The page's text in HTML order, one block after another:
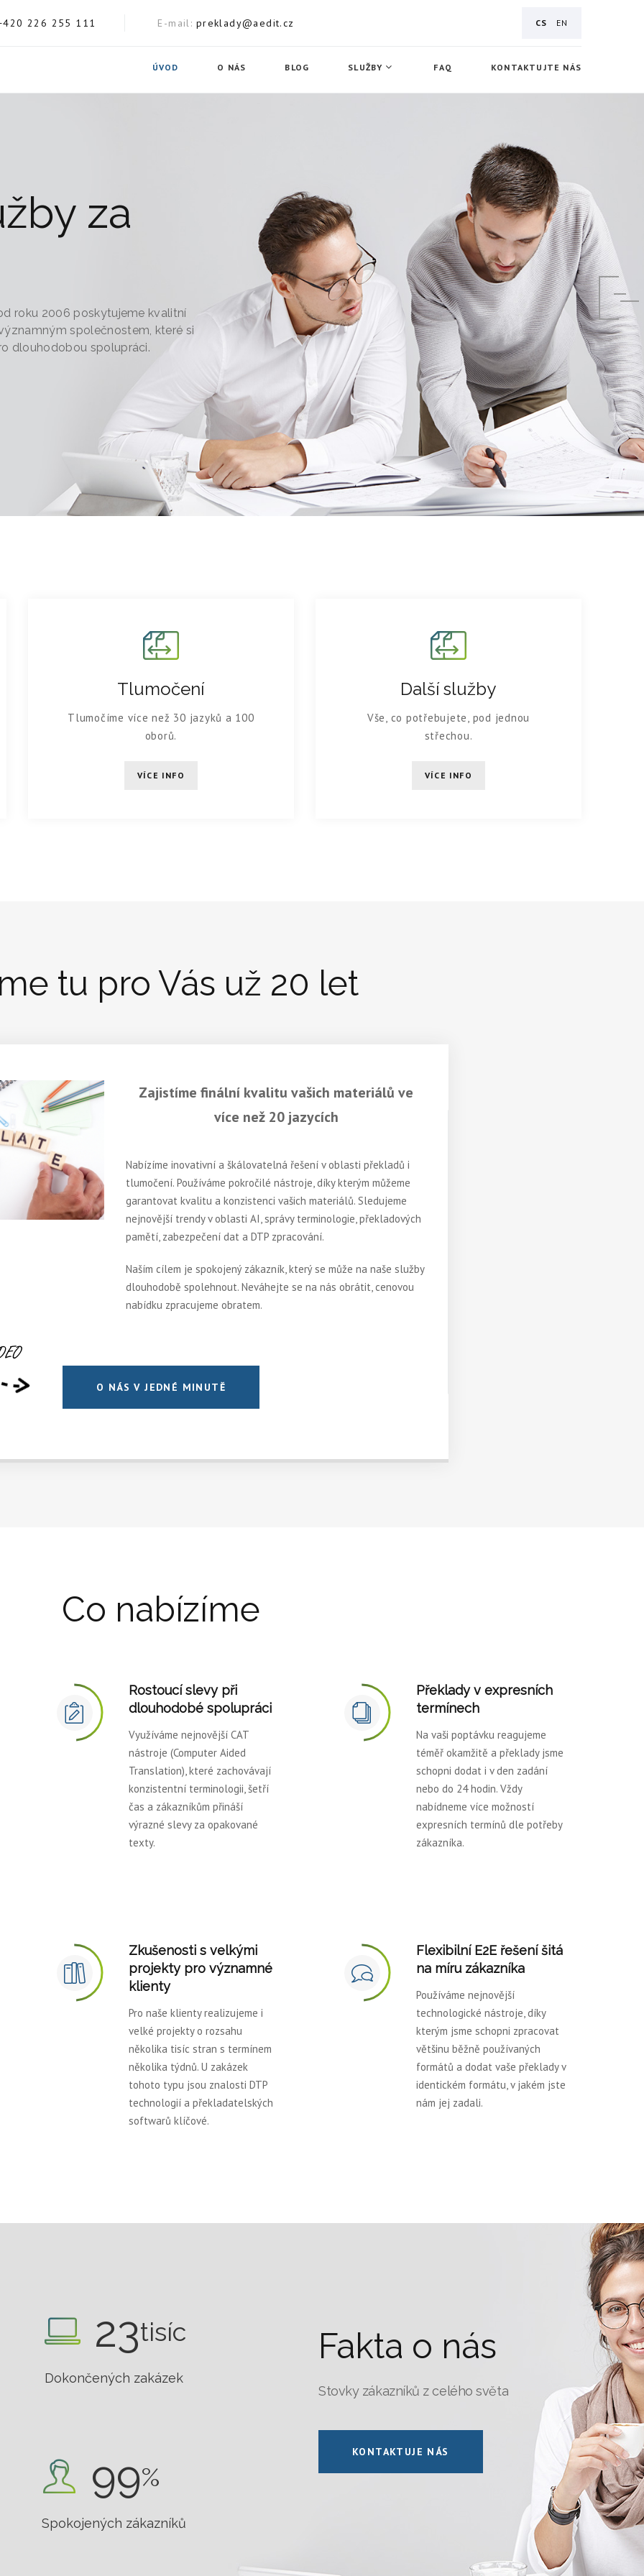
226 255 111 E-mail preklady@aedit.cz CS EN
ÚVOD O NÁS BLOG SLUŽBY FAQ KONTAKTUJTE NÁS
za
roku 2006 poskytujeme kvalitní
společnostem, které si
dlouhodobou spolupráci.
Tlumočení
Tlumočíme více než 30 jazyků a 100
oborů.
VÍCE INFO
Další služby
Vše, co potřebujete, pod jednou
střechou.
VÍCE INFO
tu pro Vás už 20 let
Zajistíme finální kvalitu vašich materiálů ve
více než 20 jazycích
Nabízíme inovativní a škálovatelná řešení v oblasti překladů i
tlumočení. Používáme pokročilé nástroje, díky kterým můžeme
garantovat kvalitu a konzistenci vašich materiálů. Sledujeme
nejnovější trendy v oblasti AI, správy terminologie, překladových
pamětí, zabezpečení dat a DTP zpracování.
Naším cílem je spokojený zákazník, který se může na naše služby
dlouhodobě spolehnout. Neváhejte se na nás obrátit, cenovou
nabídku zpracujeme obratem.
O NÁS V JEDNÉ MINUTĚ
Co nabízíme
Rostoucí slevy při
dlouhodobé spolupráci
Využíváme nejnovější CAT
nástroje (Computer Aided
Translation), které zachovávají
konzistentní terminologii, šetří
čas a zákazníkům přináší
výrazné slevy za opakované
texty.
Překlady v expresních
termínech
Na vaši poptávku reagujeme
téměř okamžitě a překlady jsme
schopni dodat i v den zadání
nebo do 24 hodin. Vždy
nabídneme více možností
expresních termínů dle potřeby
zákazníka.
Zkušenosti s velkými
projekty pro významné
klienty
Pro naše klienty realizujeme i
velké projekty o rozsahu
několika tisíc stran s termínem
několika týdnů. U zakázek
tohoto typu jsou znalosti DTP
technologií a překladatelských
softwarů klíčové.
Flexibilní E2E řešení šitá
na míru zákazníka
Používáme nejnovější
technologické nástroje, díky
kterým jsme schopni zpracovat
většinu běžně používaných
formátů a dodat vaše překlady v
identickém formátu, v jakém jste
nám jej zadali.
Fakta o nás
Stovky zákazníků z celého světa
KONTAKTUJE NÁS
23tisíc
Dokončených zakázek
99%
Spokojených zákazníků